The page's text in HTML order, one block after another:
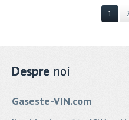
1 2
Despre noi
Gaseste-VIN.com